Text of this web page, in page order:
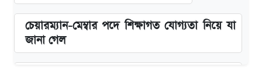
চেয়ারম্যান-মেম্বার পদে শিক্ষাগত যোগ্যতা নিয়ে যা
জানা গেল